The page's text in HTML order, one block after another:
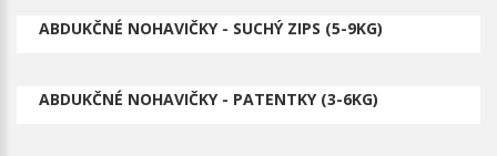
ABDUKČNÉ NOHAVIČKY - SUCHÝ ZIPS (5-9KG)
ABDUKČNÉ NOHAVIČKY - PATENTKY (3-6KG)